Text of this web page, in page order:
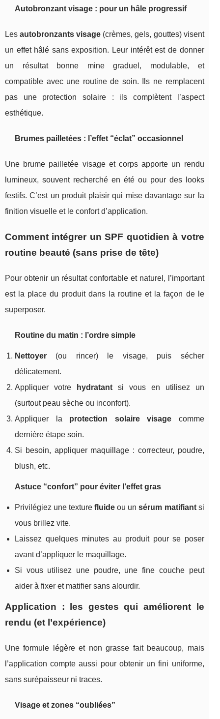
Autobronzant visage : pour un hâle progressif
Lesautobronzants visage (crèmes, gels, gouttes) visent
un effet hâlé sans exposition. Leur intérêt est de donner
un résultat bonne mine graduel, modulable, et
compatible avec une routine de soin. Ils ne remplacent
pas une protection solaire : ils complètent l’aspect
esthétique.
Brumes pailletées : l’effet “éclat” occasionnel
Une brume pailletée visage et corps apporte un rendu
lumineux, souvent recherché en été ou pour des looks
festifs. C’est un produit plaisir qui mise davantage sur la
finition visuelle et le confort d’application.
Comment intégrer un SPF quotidien à votre
routine beauté (sans prise de tête)
Pour obtenir un résultat confortable et naturel, l’important
est la place du produit dans la routine et la façon de le
superposer.
Routine du matin : l’ordre simple
Nettoyer (ou rincer) le visage, puis sécher
délicatement.
Appliquer votre
hydratantsi vous en utilisez un
(surtout peau sèche ou inconfort).
Appliquer la protection solaire visage comme
dernière étape soin.
Si besoin, appliquer maquillage : correcteur, poudre,
blush, etc.
Astuce “confort” pour éviter l’effet gras
Privilégiez une texturefluide ou unsérum matifiantsi
vous brillez vite.
Laissez quelques minutes au produit pour se poser
avant d’appliquer le maquillage.
Si vous utilisez une poudre, une fine couche peut
aider à fixer et matifier sans alourdir.
Application : les gestes qui améliorent le
rendu (et l’expérience)
Une formule légère et non grasse fait beaucoup, mais
l’application compte aussi pour obtenir un fini uniforme,
sans surépaisseur ni traces.
Visage et zones “oubliées”